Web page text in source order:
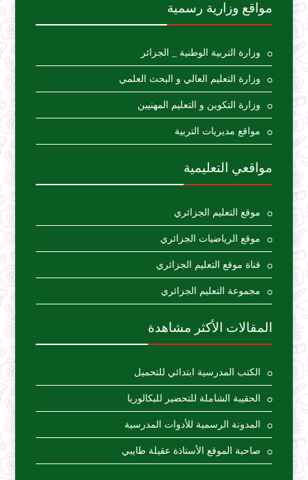
مواقع وزارية رسمية
وزارة التربية الوطنية _ الجزائر
وزارة التعليم العالي و البحث العلمي
وزارة التكوين و التعليم المهنيين
مواقع مديريات التربية
مواقعي التعليمية
موقع التعليم الجزائري
موقع الرياضيات الجزائري
قناة موقع التعليم الجزائري
مجموعة التعليم الجزائري
المقالات الأكثر مشاهدة
الكتب المدرسية ابتدائي للتحميل
الحقيبة الشاملة للتحضير للبكالوريا
المدونة الرسمية للأدوات المدرسية
صاحبة الموقع الأستاذة عقيلة طايبي